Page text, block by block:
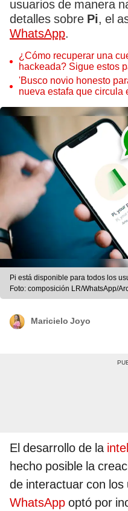
usuarios de manera
detalles sobre Pi, el
WhatsApp.
¿Cómo recuperar una
hackeada? Sigue estos
'Busco novio honesto
nueva estafa que circula
Pi está disponible para todos los usuarios de WhatsApp
Foto: composición LR/WhatsApp/
Maricielo Joyo
El desarrollo de la
hecho posible la
de interactuar con
WhatsApp optó por